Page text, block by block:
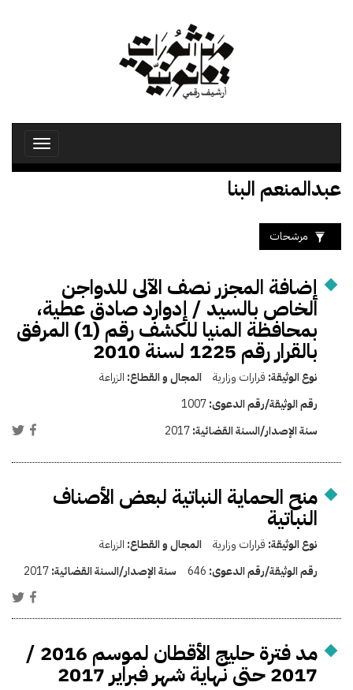
Toggle
عبدالمنعم البنا
مرشحات
إضافة المجزر نصف الآلى للدواجن
الخاص بالسيد / إدوارد صادق عطية،
بمحافظة المنيا للكشف رقم (1) المرفق
بالقرار رقم 1225 لسنة 2010
نوع الوثيقة: قرارات وزارية المجال و القطاع: الزراعة
رقم الوثيقة/رقم الدعوى:1007
سنة الإصدار/السنة القضائية:2017
منح الحماية النباتية لبعض الأصناف
النباتية
نوع الوثيقة: قرارات وزارية المجال و القطاع: الزراعة
رقم الوثيقة/رقم الدعوى: 646 سنة الإصدار/السنة القضائية:2017
مد فترة حليج الأقطان لموسم 2016 /
2017 حتى نهاية شهر فبراير 2017